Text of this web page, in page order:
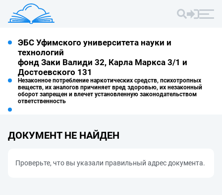
ЭБС Уфимского университета науки и
технологий
фонд Заки Валиди 32, Карла Маркса 3/1 и
Достоевского 131
Незаконное потребление наркотических средств, психотропных
веществ, их аналогов причиняет вред здоровью, их незаконный
оборот запрещен и влечет установленную законодательством
ответственность
ДОКУМЕНТ НЕ НАЙДЕН
Проверьте, что вы указали правильный адрес документа.